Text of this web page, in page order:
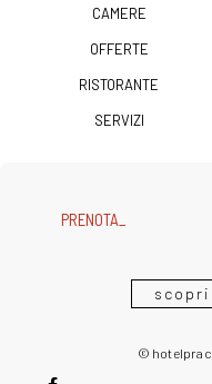
CAMERE
OFFERTE
RISTORANTE
SERVIZI
PRENOTA PRIMA E
PRENOTA ORA, PAGA IN
TARIFFA “LAST
©